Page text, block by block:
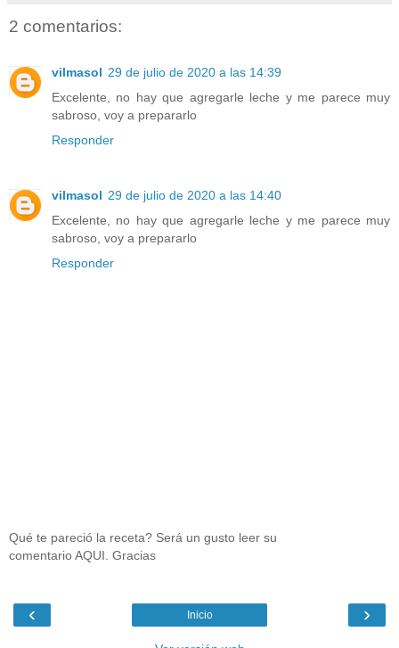
2 comentarios:
vilmasol 29 de julio de 2020 a las 14:39
Excelente, no hay que agregarle leche y me parece muy
sabroso, voy a prepararlo
Responder
vilmasol 29 de julio de 2020 a las 14:40
Excelente, no hay que agregarle leche y me parece muy
sabroso, voy a prepararlo
Responder
Qué te pareció la receta? Será un gusto leer su
comentario AQUI. Gracias
‹ ›
Inicio